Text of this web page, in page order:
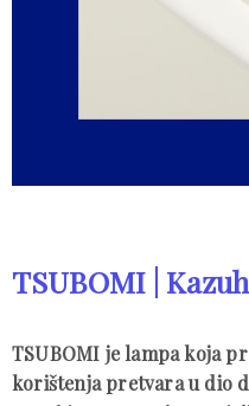
TSUBOMI |
TSUBOMI je lampa koja
korištenja pretvara u dio